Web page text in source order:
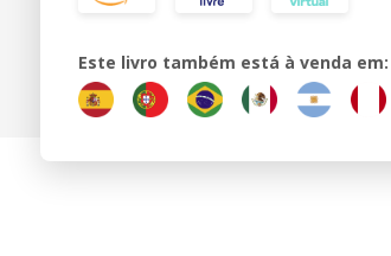
Este livro também está à venda em: